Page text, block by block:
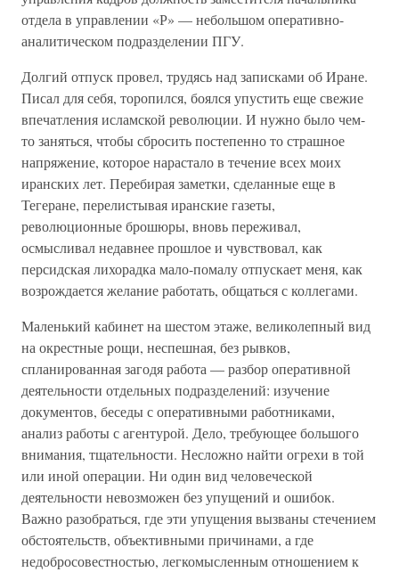
отдела в управлении «Р» — небольшом оперативно-
аналитическом подразделении ПГУ.
Долгий отпуск провел, трудясь над записками об Иране.
Писал для себя, торопился, боялся упустить еще свежие
впечатления исламской революции. И нужно было чем-
то заняться, чтобы сбросить постепенно то страшное
напряжение, которое нарастало в течение всех моих
иранских лет. Перебирая заметки, сделанные еще в
Тегеране, перелистывая иранские газеты,
революционные брошюры, вновь переживал,
осмысливал недавнее прошлое и чувствовал, как
персидская лихорадка мало-помалу отпускает меня, как
возрождается желание работать, общаться с коллегами.
Маленький кабинет на шестом этаже, великолепный вид
на окрестные рощи, неспешная, без рывков,
спланированная загодя работа — разбор оперативной
деятельности отдельных подразделений: изучение
документов, беседы с оперативными работниками,
анализ работы с агентурой. Дело, требующее большого
внимания, тщательности. Несложно найти огрехи в той
или иной операции. Ни один вид человеческой
деятельности невозможен без упущений и ошибок.
Важно разобраться, где эти упущения вызваны стечением
обстоятельств, объективными причинами, а где
недобросовестностью, легкомысленным отношением к